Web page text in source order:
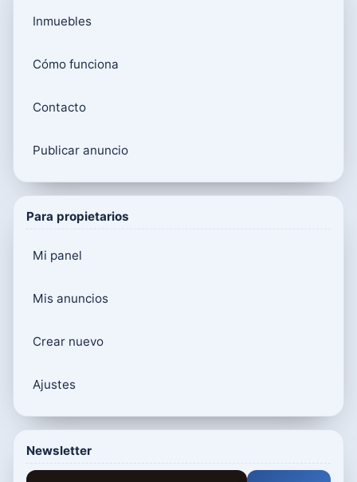
Inmuebles
Cómo funciona
Contacto
Publicar anuncio
Para propietarios
Mi panel
Mis anuncios
Crear nuevo
Ajustes
Newsletter